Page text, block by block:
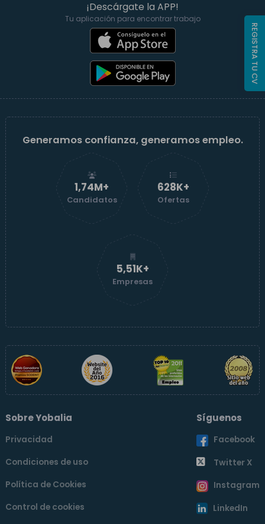
¡Descárgate la APP!
Tu aplicación para encontrar trabajo
Generamos confianza, generamos empleo.
1,74M+
Candidatos
629K+
Ofertas
5,51K+
Empresas
Sobre Yobalia
Privacidad
Condiciones de uso
Política de Cookies
Control de cookies
Síguenos
Facebook
Twitter X
Instagram
LinkedIn
REGISTRA TU CV